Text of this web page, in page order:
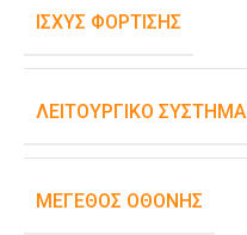
ΙΣΧΎΣ ΦΌΡΤΙΣΗΣ
ΛΕΙΤΟΥΡΓΙΚΌ ΣΎΣΤΗΜΑ
ΜΈΓΕΘΟΣ ΟΘΌΝΗΣ